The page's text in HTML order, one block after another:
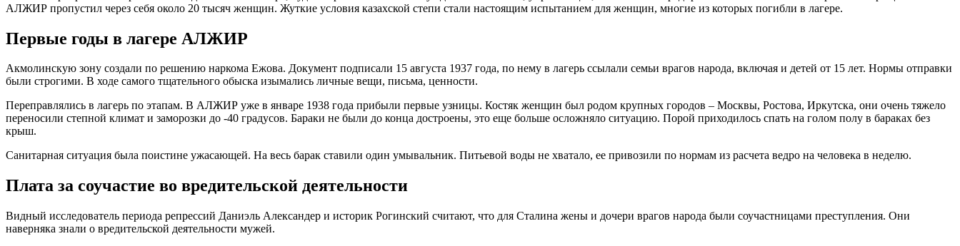
АЛЖИР пропустил через себя около 20 тысяч женщин. Жуткие условия казахской степи стали настоящим испытанием для женщин, многие из которых погибли в лагере.
Первые годы в лагере АЛЖИР
Акмолинскую зону создали по решению наркома Ежова. Документ подписали 15 августа 1937 года, по нему в лагерь ссылали семьи врагов народа, включая и детей от 15 лет. Нормы отправки
были строгими. В ходе самого тщательного обыска изымались личные вещи, письма, ценности.
Переправлялись в лагерь по этапам. В АЛЖИР уже в январе 1938 года прибыли первые узницы. Костяк женщин был родом крупных городов – Москвы, Ростова, Иркутска, они очень тяжело
переносили степной климат и заморозки до -40 градусов. Бараки не были до конца достроены, это еще больше осложняло ситуацию. Порой приходилось спать на голом полу в бараках без
крыш.
Санитарная ситуация была поистине ужасающей. На весь барак ставили один умывальник. Питьевой воды не хватало, ее привозили по нормам из расчета ведро на человека в неделю.
Плата за соучастие во вредительской деятельности
Видный исследователь периода репрессий Даниэль Александер и историк Рогинский считают, что для Сталина жены и дочери врагов народа были соучастницами преступления. Они
наверняка знали о вредительской деятельности мужей.